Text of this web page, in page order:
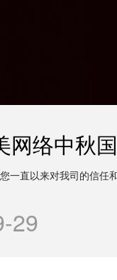
网络中秋
一直以来对我司的信任
29